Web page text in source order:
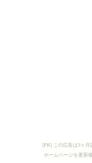
[PR] この広告は3ヶ月
ホームページを更新